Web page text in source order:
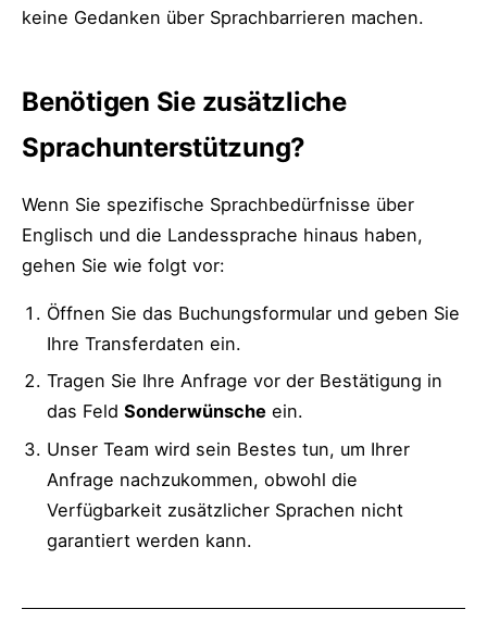
keine Gedanken über Sprachbarrieren machen.
Benötigen Sie zusätzliche
Sprachunterstützung?
Wenn Sie spezifische Sprachbedürfnisse über
Englisch und die Landessprache hinaus haben,
gehen Sie wie folgt vor:
Öffnen Sie das Buchungsformular und geben Sie
Ihre Transferdaten ein.
Tragen Sie Ihre Anfrage vor der Bestätigung in
das Feld Sonderwünscheein.
Unser Team wird sein Bestes tun, um Ihrer
Anfrage nachzukommen, obwohl die
Verfügbarkeit zusätzlicher Sprachen nicht
garantiert werden kann.